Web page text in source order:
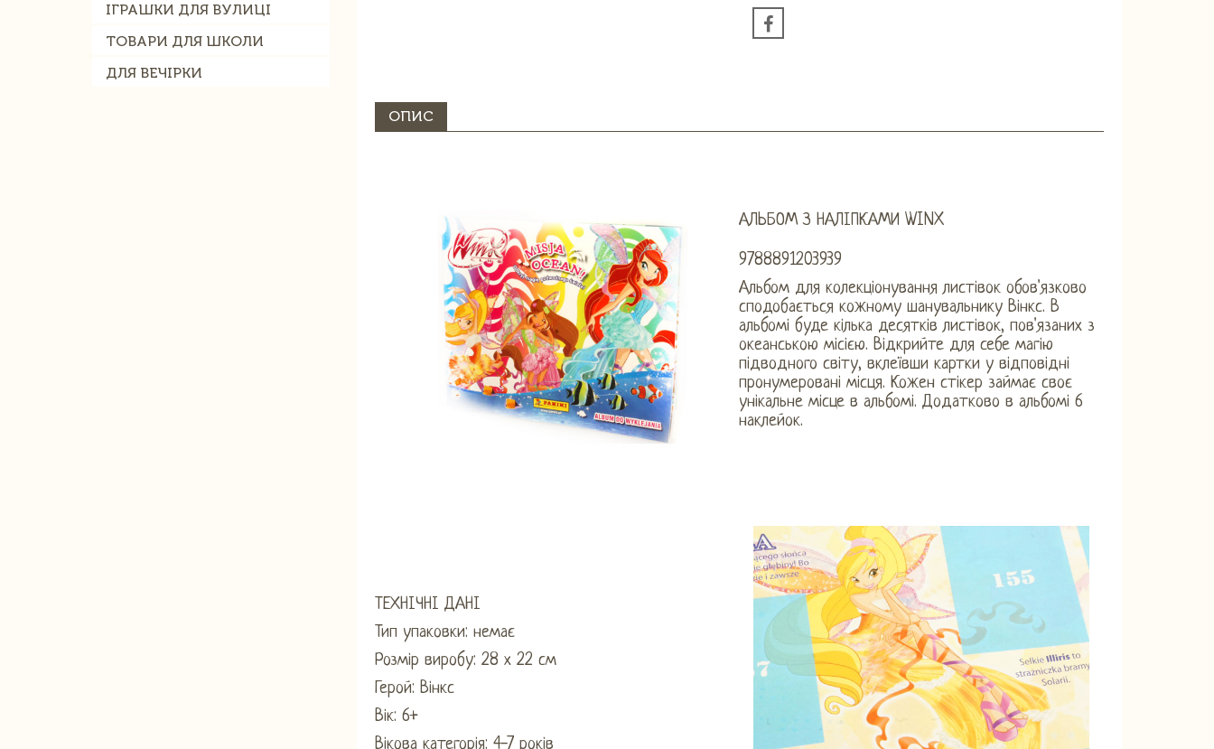
ІГРАШКИ ДЛЯ ВУЛИЦІ
ТОВАРИ ДЛЯ ШКОЛИ
ДЛЯ ВЕЧІРКИ
ОПИС
АЛЬБОМ З НАЛІПКАМИ WINX
9788891203939
Альбом для колекціонування листівок обов'язково
сподобається кожному шанувальнику Вінкс. В
альбомі буде кілька десятків листівок, пов'язаних з
океанською місією. Відкрийте для себе магію
підводного світу, вклеївши картки у відповідні
пронумеровані місця. Кожен стікер займає своє
унікальне місце в альбомі. Додатково в альбомі 6
наклейок.
ТЕХНІЧНІ ДАНІ
Тип упаковки: немає
Розмір виробу: 28 х 22 см
Герой: Вінкс
Вік: 6+
Вікова категорія: 4-7 років